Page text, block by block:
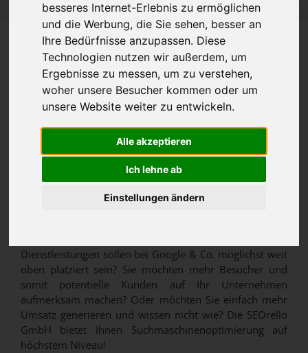
besseres Internet-Erlebnis zu ermöglichen
und die Werbung, die Sie sehen, besser an
Ihre Bedürfnisse anzupassen. Diese
Technologien nutzen wir außerdem, um
Ergebnisse zu messen, um zu verstehen,
woher unsere Besucher kommen oder um
unsere Website weiter zu entwickeln.
Alle akzeptieren
Ich lehne ab
Einstellungen ändern
SEO mit Erfolgsgarantie
089 52032055
Kostenlose Website Analyse
SEO München - SEOrello
Ihre SEO Agentur für
Suchmaschinenoptimierung
Dienstleistungen sollen bei Google & Co. möglichst weit
oben platziert sein? Sie möchten mehr Besucher und
somit potentielle Kunden auf Ihr Unternehmen
aufmerksam machen? Oder möchten Sie einfach mehr
Umsatz generieren und wissen nicht wie? Die SEOrello
GmbH bietet Ihnen Suchmaschinenoptimierung auf
höchstem Niveau!